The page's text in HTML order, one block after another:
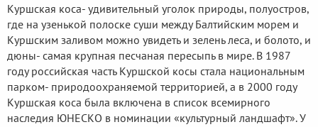
Куршская коса- удивительный уголок природы, полуостров,
где на узенькой полоске суши между Балтийским морем и
Куршским заливом можно увидеть и зелень леса, и болото, и
дюны- самая крупная песчаная пересыпь в мире. В 1987
году российская часть Куршской косы стала национальным
парком- природоохраняемой территорией, а в 2000 году
Куршская коса была включена в список всемирного
наследия ЮНЕСКО в номинации «культурный ландшафт». У